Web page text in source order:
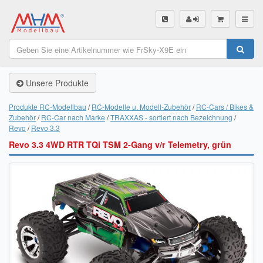
SHOP
Unsere Produkte
Servo Finder
BL-Motor Finder
Schiffsschrauben Finder
Räder Finder
Luftschrauben Finder
Sendungsverfolgung DHL
Unsere Produkte
Produkte RC-Modellbau RC-Modelle u. Modell-Zubehör RC-Cars / Bikes &
Zubehör RC-Car nach Marke TRAXXAS - sortiert nach Bezeichnung
Revo
Revo 3.3
Revo 3.3 4WD RTR TQi TSM 2-Gang v/r Telemetry, grün